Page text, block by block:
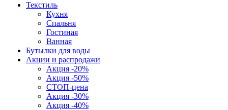
Текстиль
Кухня
Спальня
Гостиная
Ванная
Бутылки для воды
Акции и распродажи
Акция -20%
Акция -50%
СТОП-цена
Акция -30%
Акция -40%